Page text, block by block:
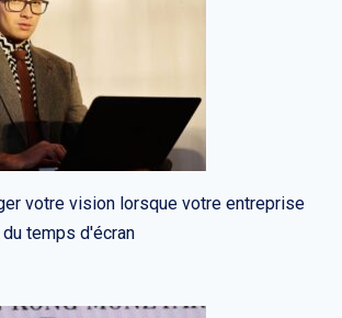
votre vision lorsque votre entreprise
temps d'écran